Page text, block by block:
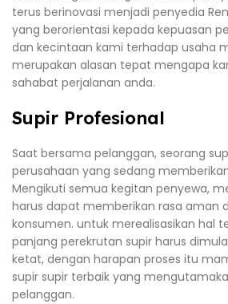
terus berinovasi menjadi penyedia
yang berorientasi kepada kepuasan
dan kecintaan kami terhadap usaha
merupakan alasan tepat mengapa
sahabat perjalanan anda.
Supir Profesional
Saat bersama pelanggan, seorang
perusahaan yang sedang
Mengikuti semua kegitan penyewa,
harus dapat memberikan rasa aman
konsumen. untuk merealisasikan hal
panjang perekrutan supir harus
ketat, dengan harapan proses itu
supir supir terbaik yang
pelanggan.